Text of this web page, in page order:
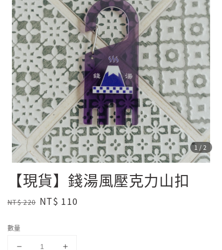
1 /2
【現貨】錢湯風壓克力山扣
Regular
NT$ 220 Sale
NT$ 110
數量